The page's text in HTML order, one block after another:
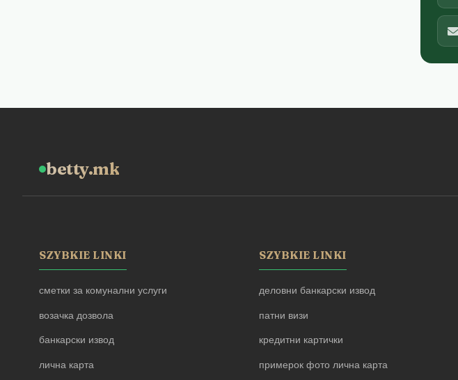
betty.mk
SZYBKIE LINKI
сметки за комунални услуги
возачка дозвола
банкарски извод
лична карта
SZYBKIE LINKI
деловни банкарски извод
патни визи
кредитни картички
примерок фото лична карта